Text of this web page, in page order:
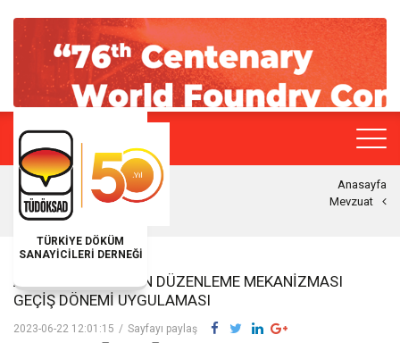
TÜRKİYE DÖKÜM
SANAYİCİLERİ DERNEĞİ
Anasayfa
Mevzuat
AB SINIRDA KARBON DÜZENLEME MEKANIZMASI
GEÇIŞ DÖNEMI UYGULAMASI
2023-06-22 12:01:15 / Sayfayı paylaş